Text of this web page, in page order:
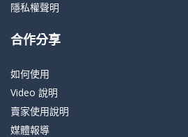
隱私權聲明
合作分享
如何使用
Video 說明
賣家使用說明
媒體報導